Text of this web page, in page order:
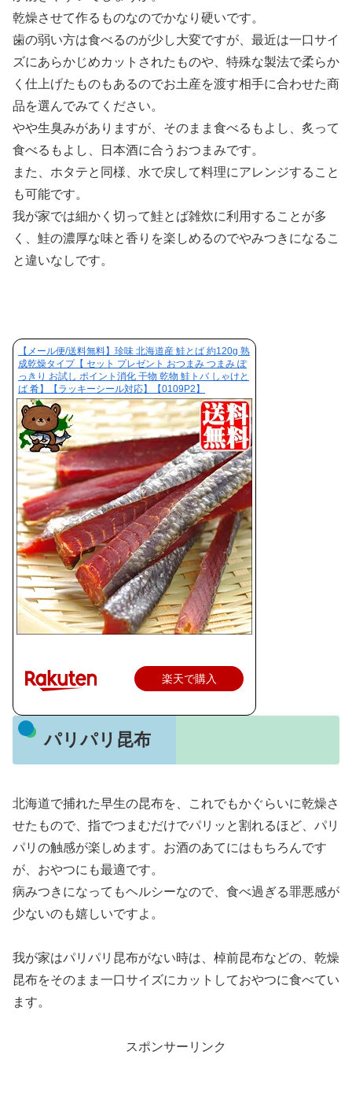
乾燥させて作るものなのでかなり硬いです。
歯の弱い方は食べるのが少し大変ですが、最近は一口サイ
ズにあらかじめカットされたものや、特殊な製法で柔らか
く仕上げたものもあるのでお土産を渡す相手に合わせた商
品を選んでみてください。
やや生臭みがありますが、そのまま食べるもよし、炙って
食べるもよし、日本酒に合うおつまみです。
また、ホタテと同様、水で戻して料理にアレンジすること
も可能です。
我が家では細かく切って鮭とば雑炊に利用することが多
く、鮭の濃厚な味と香りを楽しめるのでやみつきになるこ
と違いなしです。
【メール便/送料無料】珍味 北海道産 鮭とば 約120g 熟
成乾燥タイプ【 セット プレゼント おつまみ つまみ ぽ
っきり お試し ポイント消化 干物 乾物 鮭トバ しゃけと
ば 肴】【ラッキーシール対応】【0109P2】
楽天で購入
パリパリ昆布
北海道で捕れた早生の昆布を、これでもかぐらいに乾燥さ
せたもので、指でつまむだけでパリッと割れるほど、パリ
パリの触感が楽しめます。お酒のあてにはもちろんです
が、おやつにも最適です。
病みつきになってもヘルシーなので、食べ過ぎる罪悪感が
少ないのも嬉しいですよ。
我が家はパリパリ昆布がない時は、棹前昆布などの、乾燥
昆布をそのまま一口サイズにカットしておやつに食べてい
ます。
スポンサーリンク